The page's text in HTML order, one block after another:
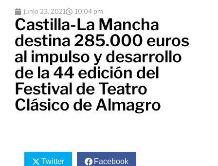
junio 23, 2021 10:04 pm
Castilla-La Mancha
destina 285.000 euros
al impulso y desarrollo
de la 44 edición del
Festival de Teatro
Clásico de Almagro
Twitter Facebook